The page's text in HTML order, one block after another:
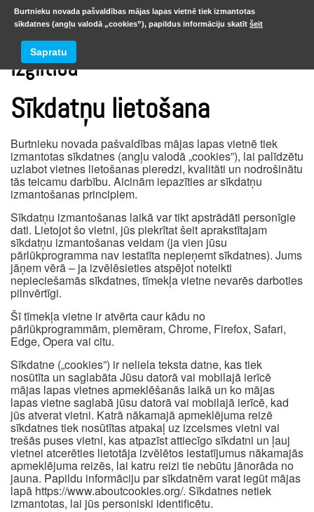
Izglītība
Sīkdatņu lietošana
Burtnieku novada pašvaldības mājas lapas vietnē tiek
izmantotas sīkdatnes (angļu valodā „cookies”), lai palīdzētu
uzlabot vietnes lietošanas pieredzi, kvalitāti un nodrošinātu
tās teicamu darbību. Aicinām iepazīties ar sīkdatņu
izmantošanas principiem.
Sīkdatņu izmantošanas laikā var tikt apstrādāti personīgie
dati. Lietojot šo vietni, jūs piekrītat šeit aprakstītajam
sīkdatņu izmantošanas veidam (ja vien jūsu
pārlūkprogramma nav iestatīta nepieņemt sīkdatnes). Jums
jāņem vērā – ja izvēlēsieties atspējot noteikti
nepieciešamās sīkdatnes, tīmekļa vietne nevarēs darboties
pilnvērtīgi.
Šī tīmekļa vietne ir atvērta caur kādu no
pārlūkprogrammām, piemēram, Chrome, Firefox, Safari,
Edge, Opera vai citu.
Sīkdatne („cookies”) ir neliela teksta datne, kas tiek
nosūtīta un saglabāta Jūsu datorā vai mobilajā ierīcē
mājas lapas vietnes apmeklēšanās laikā un ko mājas
lapas vietne saglabā jūsu datorā vai mobilajā ierīcē, kad
jūs atverat vietni. Katrā nākamajā apmeklējuma reizē
sīkdatnes tiek nosūtītas atpakaļ uz izcelsmes vietni vai
trešās puses vietni, kas atpazīst attiecīgo sīkdatni un ļauj
vietnei atcerēties lietotāja izvēlētos iestatījumus nākamajās
apmeklējuma reizēs, lai katru reizi tie nebūtu jānorāda no
jauna. Papildu informāciju par sīkdatnēm varat iegūt mājas
lapā https://www.aboutcookies.org/. Sīkdatnes netiek
izmantotas, lai jūs personiski identificētu.
Burtnieku novada pašvaldības mājas lapas vietnē tiek izmantotas
sīkdatnes (angļu valodā „cookies”), papildus informāciju skatīt šeit
Sapratu